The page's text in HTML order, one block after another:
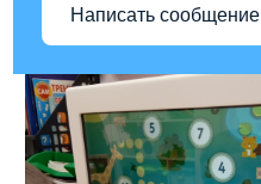
Написать сообщение